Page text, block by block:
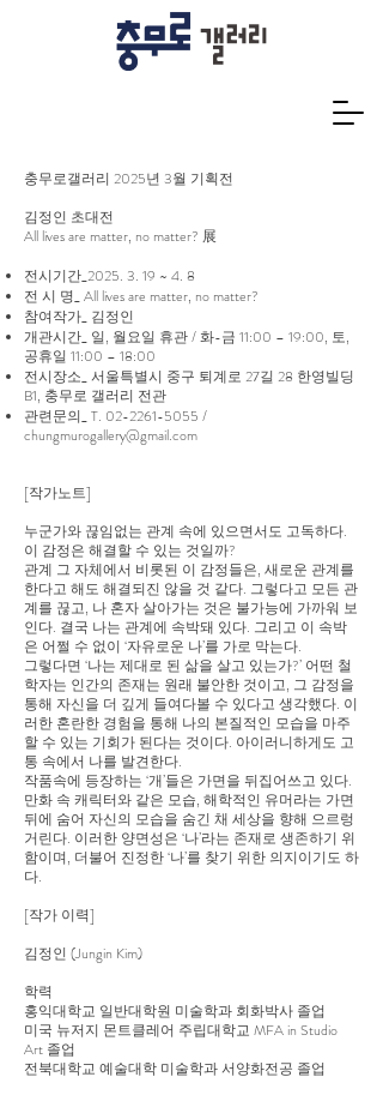
충무로갤러리 2025년 3월 기획전
김정인 초대전
All lives are matter, no matter? 展
전시기간_2025. 3. 19 ~ 4. 8
전 시 명_ All lives are matter, no matter?
참여작가_ 김정인
개관시간_ 일, 월요일 휴관 / 화-금 11:00 – 19:00, 토,
공휴일 11:00 – 18:00
전시장소_ 서울특별시 중구 퇴계로 27길 28 한영빌딩
B1, 충무로 갤러리 전관
관련문의_ T. 02-2261-5055 /
chungmurogallery@gmail.com
[작가노트]
누군가와 끊임없는 관계 속에 있으면서도 고독하다.
이 감정은 해결할 수 있는 것일까?
관계 그 자체에서 비롯된 이 감정들은, 새로운 관계를
한다고 해도 해결되진 않을 것 같다. 그렇다고 모든 관
계를 끊고, 나 혼자 살아가는 것은 불가능에 가까워 보
인다. 결국 나는 관계에 속박돼 있다. 그리고 이 속박
은 어쩔 수 없이 ‘자유로운 나’를 가로 막는다.
그렇다면 ‘나는 제대로 된 삶을 살고 있는가?’ 어떤 철
학자는 인간의 존재는 원래 불안한 것이고, 그 감정을
통해 자신을 더 깊게 들여다볼 수 있다고 생각했다. 이
러한 혼란한 경험을 통해 나의 본질적인 모습을 마주
할 수 있는 기회가 된다는 것이다. 아이러니하게도 고
통 속에서 나를 발견한다.
작품속에 등장하는 ‘개’들은 가면을 뒤집어쓰고 있다.
만화 속 캐릭터와 같은 모습, 해학적인 유머라는 가면
뒤에 숨어 자신의 모습을 숨긴 채 세상을 향해 으르렁
거린다. 이러한 양면성은 ‘나’라는 존재로 생존하기 위
함이며, 더불어 진정한 ‘나’를 찾기 위한 의지이기도 하
다.
[작가 이력]
김정인 (Jungin Kim)
학력
홍익대학교 일반대학원 미술학과 회화박사 졸업
미국 뉴저지 몬트클레어 주립대학교 MFA in Studio
Art 졸업
전북대학교 예술대학 미술학과 서양화전공 졸업